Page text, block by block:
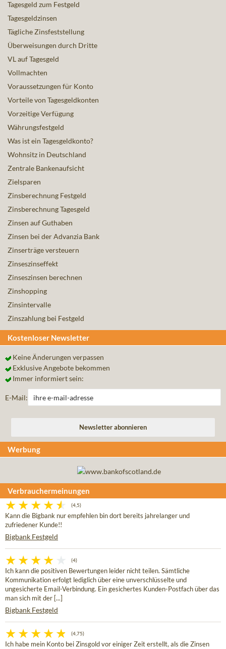
Tagesgeld zum Festgeld
Tagesgeldzinsen
Tägliche Zinsfeststellung
Überweisungen durch Dritte
VL auf Tagesgeld
Vollmachten
Voraussetzungen für Konto
Vorteile von Tagesgeldkonten
Vorzeitige Verfügung
Währungsfestgeld
Was ist ein Tagesgeldkonto?
Wohnsitz in Deutschland
Zentrale Bankenaufsicht
Zielsparen
Zinsberechnung Festgeld
Zinsberechnung Tagesgeld
Zinsen auf Guthaben
Zinsen bei der Advanzia Bank
Zinserträge versteuern
Zinseszinseffekt
Zinseszinsen berechnen
Zinshopping
Zinsintervalle
Zinszahlung bei Festgeld
Kostenloser Newsletter
Keine Änderungen verpassen
Exklusive Angebote bekommen
Immer informiert sein:
E-Mail:
Werbung
Verbrauchermeinungen
(4,5)
Kann die Bigbank nur empfehlen bin dort bereits jahrelanger und
zufriedener Kunde!!
Bigbank Festgeld
(4)
Ich kann die positiven Bewertungen leider nicht teilen. Sämtliche
Kommunikation erfolgt lediglich über eine unverschlüsselte und
ungesicherte Email-Verbindung. Ein gesichertes Kunden-Postfach über das
man sich mit der [...]
Bigbank Festgeld
(4,75)
Ich habe mein Konto bei Zinsgold vor einiger Zeit erstellt, als die Zinsen